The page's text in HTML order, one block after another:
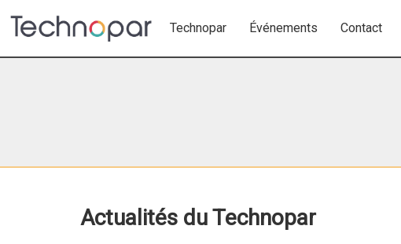
Technopar Événements Contact
Actualités du Technopar